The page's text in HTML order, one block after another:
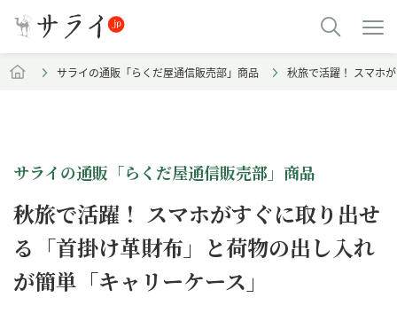
サライの通販「らくだ屋通信販売部」商品 秋旅で活躍！ スマホ
サライの通販「らくだ屋通信販売部」商品
秋旅で活躍！ スマホがすぐに取り出せ
る「首掛け革財布」と荷物の出し入れ
が簡単「キャリーケース」